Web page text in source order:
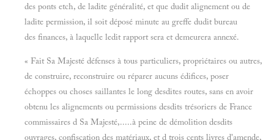
des ponts etch, de ladite généralité, et que dudit alignement ou de
ladite permission, il soit déposé minute au greffe dudit bureau
des finances, à laquelle ledit rapport sera et demeurera annexé.
« Fait Sa Majesté défenses à tous particuliers, propriétaires ou autres,
de construire, reconstruire ou réparer aucuns édifices, poser
échoppes ou choses saillantes le long desdites routes, sans en avoir
obtenu les alignements ou permissions desdits trésoriers de France
commissaires d Sa Majesté,.....à peine de démolition desdits
ouvrages, confiscation des matériaux, et d trois cents livres d'amende,